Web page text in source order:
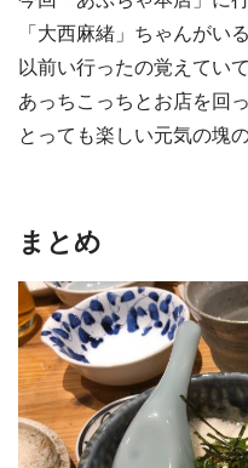
「大西麻緒」ちゃんがい
以前い行ったの覚えてい
あっちこっちとお店を回
とっても楽しい元気の塊
まとめ